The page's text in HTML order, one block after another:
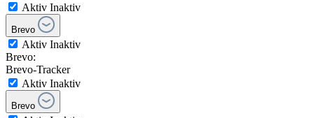
Aktiv Inaktiv
Brevo
Aktiv Inaktiv
Brevo:
Brevo-Tracker
Aktiv Inaktiv
Brevo